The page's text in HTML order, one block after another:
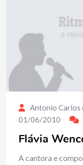
Antonio Carlos
01/06/2010
Flávia
A cantora e